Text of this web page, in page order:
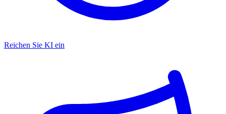
Reichen Sie KI ein